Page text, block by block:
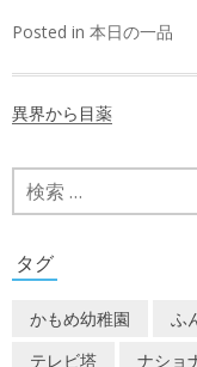
Posted in 本日の一品
ナ
ビ
ゲ
ー
シ
異界から目薬
検
索:
タグ
かもめ幼稚園 ふ
テレビ塔
ナショ